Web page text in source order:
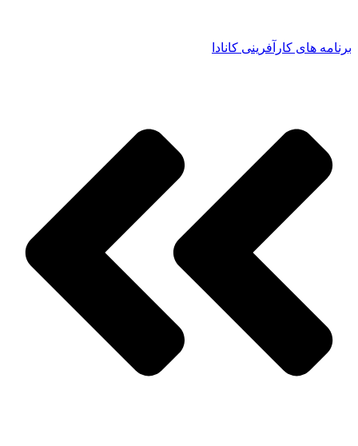
برنامه های کارآفرینی کانادا